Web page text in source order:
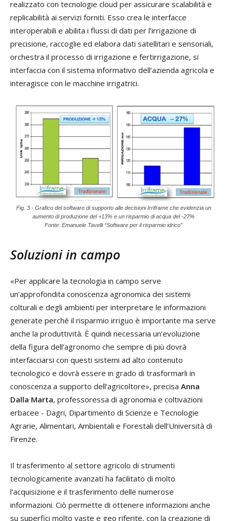
realizzato con tecnologie cloud per assicurare scalabilità e
replicabilità ai servizi forniti. Esso crea le interfacce
interoperabili e abilita i flussi di dati per l’irrigazione di
precisione, raccoglie ed elabora dati satellitari e sensoriali,
orchestra il processo di irrigazione e fertirrigazione, si
interfaccia con il sistema informativo dell’azienda agricola e
interagisce con le macchine irrigatrici.
Fig. 3 - Grafico del software di supporto alle decisioni Irriframe che evidenzia un
aumento di produzione del +13% e un risparmio di acqua del -27%
Fonte: Emanuele Tavelli “Software per il risparmio idrico”
Soluzioni in campo
«Per applicare la tecnologia in campo serve
un’approfondita conoscenza agronomica dei sistemi
colturali e degli ambienti per interpretare le informazioni
generate perché il risparmio irriguo è importante ma serve
anche la produttività. È quindi necessaria un’evoluzione
della figura dell’agronomo che sempre di più dovrà
interfacciarsi con questi sistemi ad alto contenuto
tecnologico e dovrà essere in grado di trasformarli in
conoscenza a supporto dell’agricoltore», precisa Anna
Dalla Marta, professoressa di agronomia e coltivazioni
erbacee - Dagri, Dipartimento di Scienze e Tecnologie
Agrarie, Alimentari, Ambientali e Forestali dell’Università di
Firenze.
Il trasferimento al settore agricolo di strumenti
tecnologicamente avanzati ha facilitato di molto
l’acquisizione e il trasferimento delle numerose
informazioni. Ciò permette di ottenere informazioni anche
su superfici molto vaste e geo riferite, con la creazione di